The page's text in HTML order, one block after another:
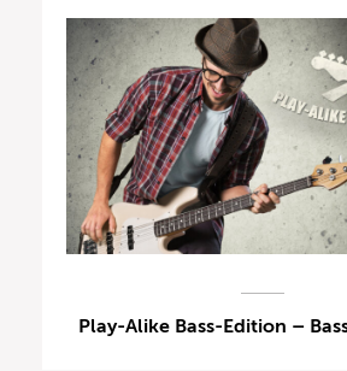
Play-Alike Bass-Edition –